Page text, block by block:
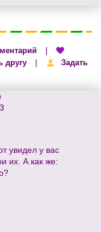
|
другу |
Задать
увидел у вас
их. А как же: